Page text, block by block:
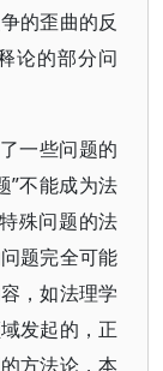
的歪曲的反
论的部分问
一些问题的
”不能成为法
殊问题的法
题完全可能
，如法理学
发起的，正
方法论，本